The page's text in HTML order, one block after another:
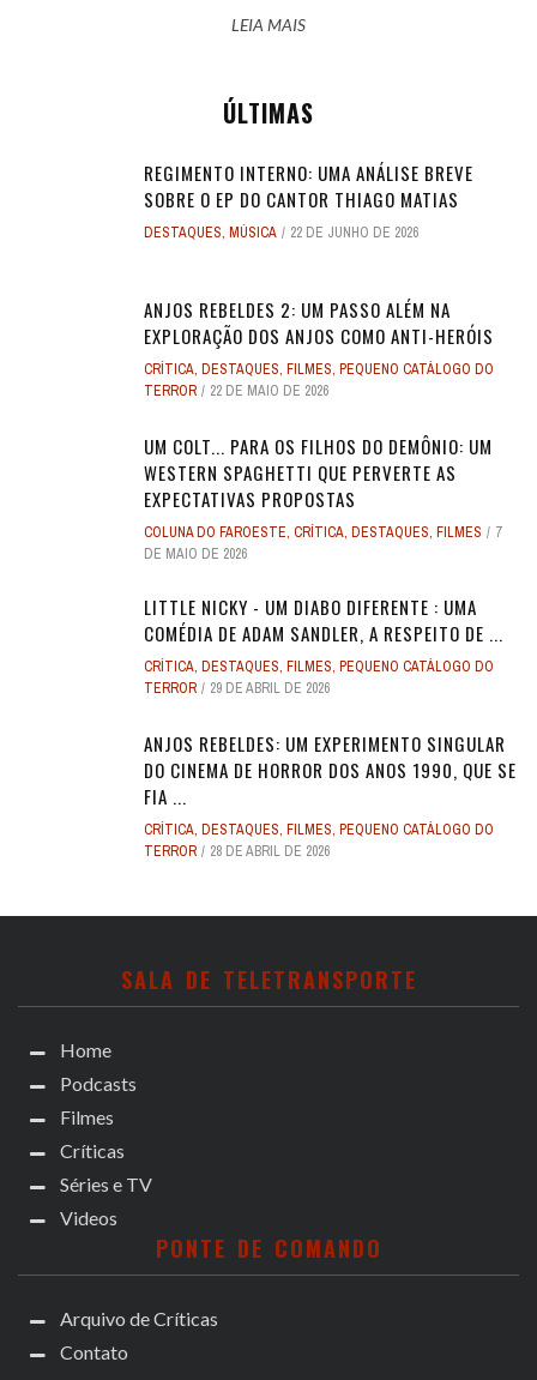
LEIA MAIS
ÚLTIMAS
REGIMENTO INTERNO: UMA ANÁLISE BREVE
SOBRE O EP DO CANTOR THIAGO MATIAS
DESTAQUES, MÚSICA 22 DE JUNHO DE 2026
ANJOS REBELDES 2: UM PASSO ALÉM NA
EXPLORAÇÃO DOS ANJOS COMO ANTI-HERÓIS
CRÍTICA, DESTAQUES, FILMES, PEQUENO CATÁLOGO DO
TERROR
22 DE MAIO DE 2026
UM COLT... PARA OS FILHOS DO DEMÔNIO: UM
WESTERN SPAGHETTI QUE PERVERTE AS
EXPECTATIVAS PROPOSTAS
COLUNA DO FAROESTE, CRÍTICA, DESTAQUES, FILMES
7
DE MAIO DE 2026
LITTLE NICKY - UM DIABO DIFERENTE : UMA
COMÉDIA DE ADAM SANDLER, A RESPEITO DE ...
CRÍTICA, DESTAQUES, FILMES, PEQUENO CATÁLOGO DO
TERROR
29 DE ABRIL DE 2026
ANJOS REBELDES: UM EXPERIMENTO SINGULAR
DO CINEMA DE HORROR DOS ANOS 1990, QUE SE
FIA ...
CRÍTICA, DESTAQUES, FILMES, PEQUENO CATÁLOGO DO
TERROR
28 DE ABRIL DE 2026
SALA DE TELETRANSPORTE
Home
Podcasts
Filmes
Críticas
Séries e TV
Videos
PONTE DE COMANDO
Arquivo de Críticas
Contato